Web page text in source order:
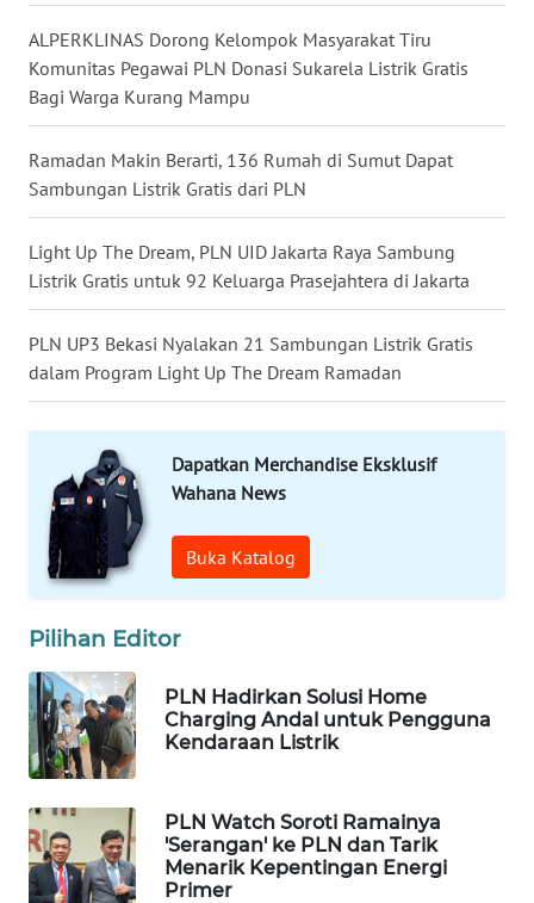
ALPERKLINAS Dorong Kelompok Masyarakat Tiru
Komunitas Pegawai PLN Donasi Sukarela Listrik Gratis
Bagi Warga Kurang Mampu
Ramadan Makin Berarti, 136 Rumah di Sumut Dapat
Sambungan Listrik Gratis dari PLN
Light Up The Dream, PLN UID Jakarta Raya Sambung
Listrik Gratis untuk 92 Keluarga Prasejahtera di Jakarta
PLN UP3 Bekasi Nyalakan 21 Sambungan Listrik Gratis
dalam Program Light Up The Dream Ramadan
Dapatkan Merchandise Eksklusif
Wahana News
Buka Katalog
Pilihan Editor
PLN Hadirkan Solusi Home
Charging Andal untuk Pengguna
Kendaraan Listrik
PLN Watch Soroti Ramainya
'Serangan' ke PLN dan Tarik
Menarik Kepentingan Energi
Primer
GORONTALO
WN
SULUT
WN
MALUKU
WN
MALUT
WN
DAIRI
WN
TOBA
WN
NIAS
WN
WN
TAPANULI
SELATAN
WN
TANJUNG
LESUNG